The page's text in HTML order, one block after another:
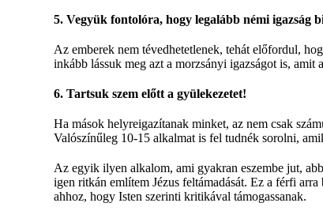
5. Vegyük fontolóra, hogy legalább némi igazság
Az emberek nem tévedhetetlenek, tehát előfordul,
inkább lássuk meg azt a morzsányi igazságot is,
6. Tartsuk szem előtt a gyülekezetet!
Ha mások helyreigazítanak minket, az nem csak
Valószínűleg 10-15 alkalmat is fel tudnék sorolni,
Az egyik ilyen alkalom, ami gyakran eszembe jut,
igen ritkán említem Jézus feltámadását. Ez a férfi
ahhoz, hogy Isten szerinti kritikával támogassanak.